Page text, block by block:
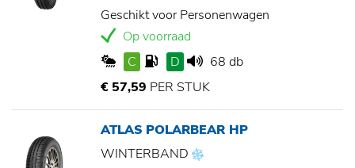
Geschikt voor Personenwagen
Op voorraad
C
D
68 db
€ 57,59 PER STUK
ATLAS POLARBEAR HP
WINTERBAND